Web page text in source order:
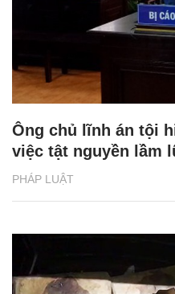
PHÁP LUẬT
Ông chủ lĩnh án tội
việc tật nguyền lầm